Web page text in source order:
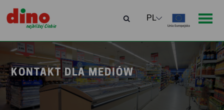
KONTAKT DLA MEDIÓW